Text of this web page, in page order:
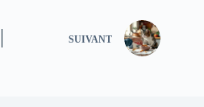
SUIVANT